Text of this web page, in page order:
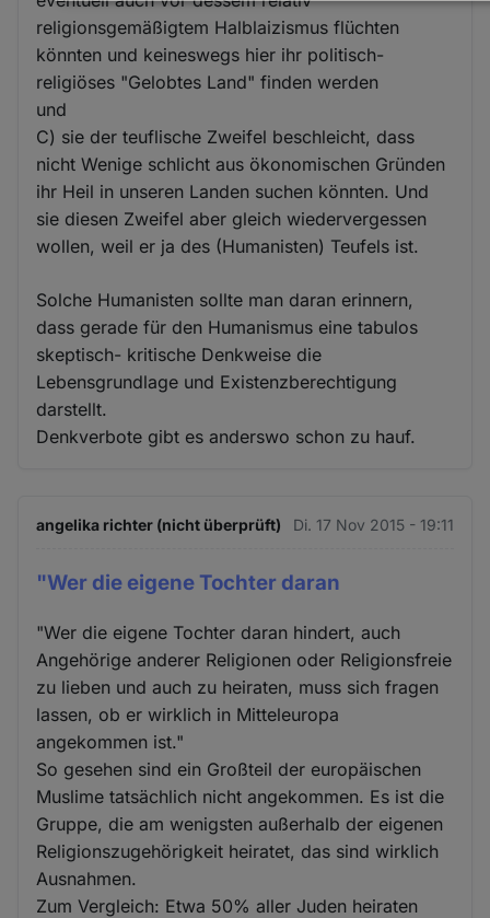
religionsgemäßigtem Halblaizismus flüchten
könnten und keineswegs hier ihr politisch-
religiöses "Gelobtes Land" finden werden
und
C) sie der teuflische Zweifel beschleicht, dass
nicht Wenige schlicht aus ökonomischen Gründen
ihr Heil in unseren Landen suchen könnten. Und
sie diesen Zweifel aber gleich wiedervergessen
wollen, weil er ja des (Humanisten) Teufels ist.
Solche Humanisten sollte man daran erinnern,
dass gerade für den Humanismus eine tabulos
skeptisch- kritische Denkweise die
Lebensgrundlage und Existenzberechtigung
darstellt.
Denkverbote gibt es anderswo schon zu hauf.
angelika richter (nicht überprüft) Di. 17 Nov 2015 - 19:11
"Wer die eigene Tochter daran
"Wer die eigene Tochter daran hindert, auch
Angehörige anderer Religionen oder Religionsfreie
zu lieben und auch zu heiraten, muss sich fragen
lassen, ob er wirklich in Mitteleuropa
angekommen ist."
So gesehen sind ein Großteil der europäischen
Muslime tatsächlich nicht angekommen. Es ist die
Gruppe, die am wenigsten außerhalb der eigenen
Religionszugehörigkeit heiratet, das sind wirklich
Ausnahmen.
Zum Vergleich: Etwa 50% aller Juden heiraten
und
Cookies